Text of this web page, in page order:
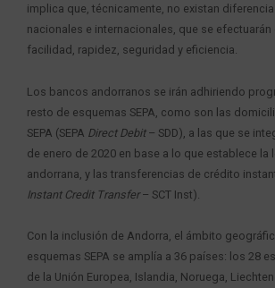
implica que, técnicamente, no existan
nacionales e internacionales, que se efectuarán
facilidad, rapidez, seguridad y eficiencia.
Los bancos andorranos se irán adhiriendo
resto de esquemas SEPA, como son las
SEPA (SEPA Direct Debit– SDD), a las que se
de enero de 2020 en base a lo que establece la
andorrana, y las transferencias de crédito
Instant Credit Transfer– SCT Inst).
Con la inclusión de Andorra, el ámbito
esquemas SEPA se amplía a 36 países: los 28
de la Unión Europea, Islandia, Noruega,